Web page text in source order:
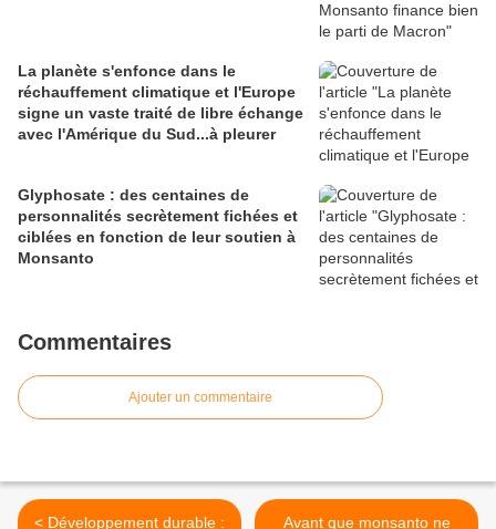
La planète s'enfonce dans le
réchauffement climatique et l'Europe
signe un vaste traité de libre échange
avec l'Amérique du Sud...à pleurer
Glyphosate : des centaines de
personnalités secrètement fichées et
ciblées en fonction de leur soutien à
Monsanto
Commentaires
Ajouter un commentaire
< Développement durable :
Avant que monsanto ne